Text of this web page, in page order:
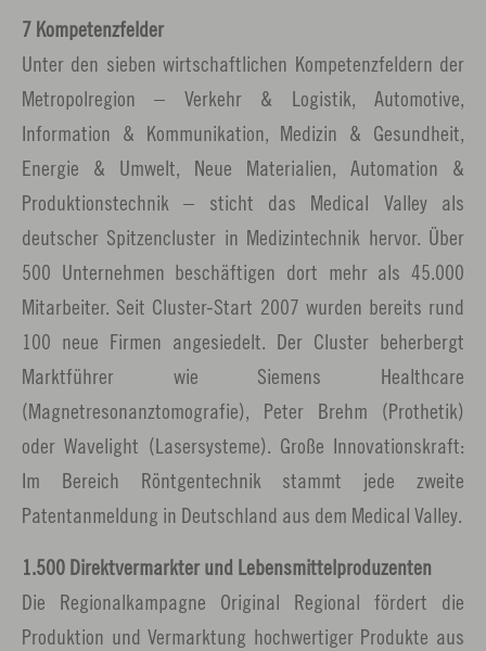
7 Kompetenzfelder
Unter den sieben wirtschaftlichen Kompetenzfeldern der
Metropolregion – Verkehr & Logistik, Automotive,
Information & Kommunikation, Medizin & Gesundheit,
Energie & Umwelt, Neue Materialien, Automation &
Produktionstechnik – sticht das Medical Valley als
deutscher Spitzencluster in Medizintechnik hervor. Über
500 Unternehmen beschäftigen dort mehr als 45.000
Mitarbeiter. Seit Cluster-Start 2007 wurden bereits rund
100 neue Firmen angesiedelt. Der Cluster beherbergt
Marktführer wie Siemens Healthcare
(Magnetresonanztomografie), Peter Brehm (Prothetik)
oder Wavelight (Lasersysteme). Große Innovationskraft:
Im Bereich Röntgentechnik stammt jede zweite
Patentanmeldung in Deutschland aus dem Medical Valley.
1.500 Direktvermarkter und Lebensmittelproduzenten
Die Regionalkampagne Original Regional fördert die
Produktion und Vermarktung hochwertiger Produkte aus